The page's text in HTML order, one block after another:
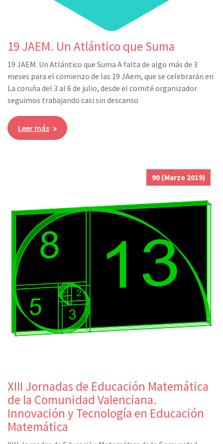
19 JAEM. Un Atlántico que Suma
19 JAEM. Un Atlántico que Suma A falta de algo más de 3
meses para el comienzo de las 19 JAem, que se celebrarán en
La coruña del 3 al 6 de julio, desde el comité organizador
seguimos trabajando casi sin descanso
Leer más
90 (Marzo 2019)
XIII Jornadas de Educación Matemática
de la Comunidad Valenciana.
Innovación y Tecnología en Educación
Matemática